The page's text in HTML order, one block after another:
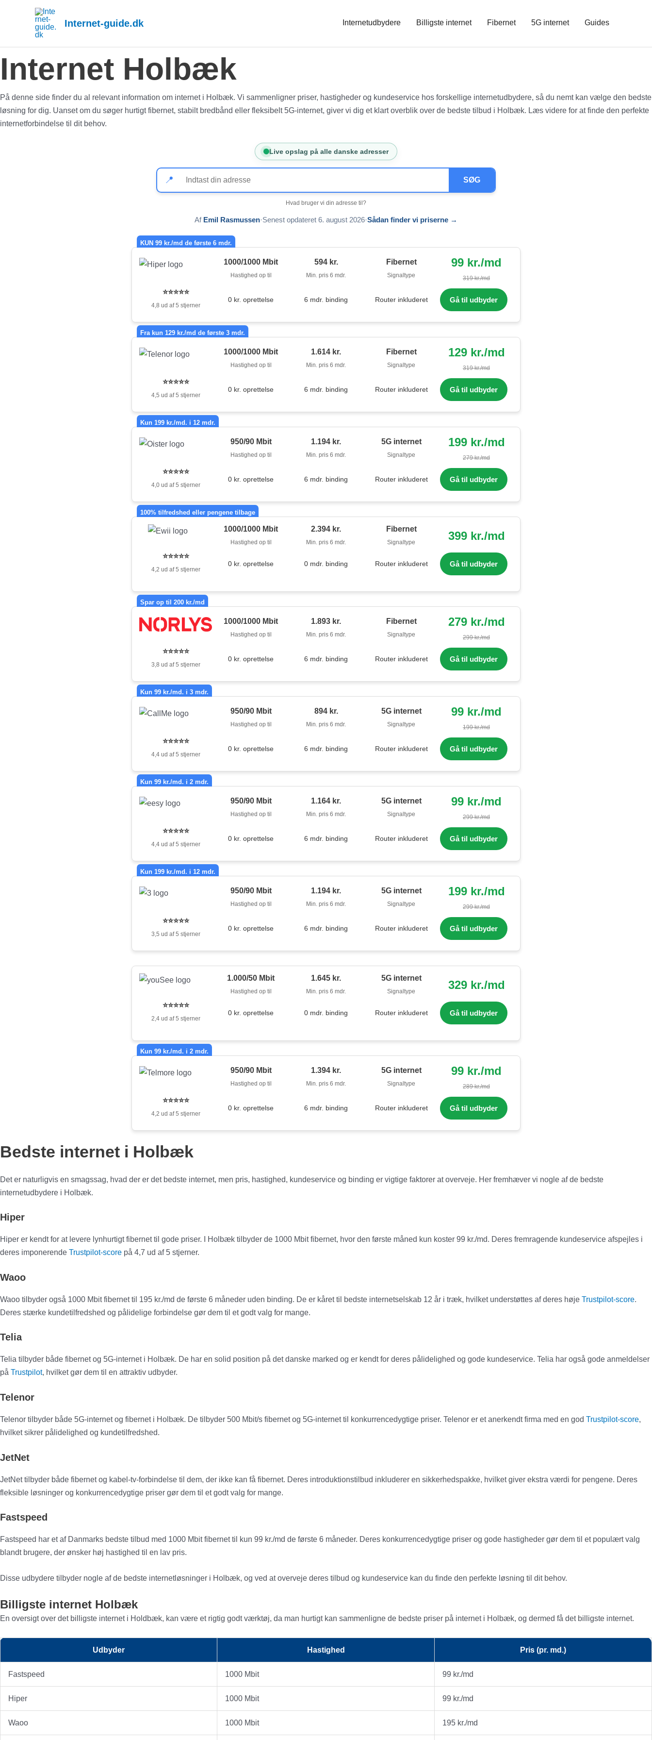
Internet-guide.dk Internetudbydere Billigste internet Fibernet 5G internet Guides
Internet Holbæk
På denne side finder du al relevant information om internet i Holbæk. Vi sammenligner priser, hastigheder og kundeservice hos forskellige internetudbydere, så du nemt kan vælge den bedste
løsning for dig. Uanset om du søger hurtigt fibernet, stabilt bredbånd eller fleksibelt 5G-internet, giver vi dig et klart overblik over de bedste tilbud i Holbæk. Læs videre for at finde den perfekte
internetforbindelse til dit behov.
Live opslag på alle danske adresser
📍 SØG
Hvad bruger vi din adresse til?
Af Emil Rasmussen·Senest opdateret 6. august 2026·Sådan finder vi priserne →
KUN 99 kr./md de første 6 mdr.
1000/1000 Mbit
Hastighed op til
594 kr.
Min. pris 6 mdr.
Fibernet
Signaltype
99 kr./md
319 kr./md
⭐⭐⭐⭐⭐
4,8 ud af 5 stjerner
0 kr. oprettelse 6 mdr. binding Router inkluderet Gå til udbyder
Fra kun 129 kr./md de første 3 mdr.
1000/1000 Mbit
Hastighed op til
1.614 kr.
Min. pris 6 mdr.
Fibernet
Signaltype
129 kr./md
319 kr./md
⭐⭐⭐⭐⭐
4,5 ud af 5 stjerner
0 kr. oprettelse 6 mdr. binding Router inkluderet Gå til udbyder
Kun 199 kr./md. i 12 mdr.
950/90 Mbit
Hastighed op til
1.194 kr.
Min. pris 6 mdr.
5G internet
Signaltype
199 kr./md
279 kr./md
⭐⭐⭐⭐⭐
4,0 ud af 5 stjerner
0 kr. oprettelse 6 mdr. binding Router inkluderet Gå til udbyder
100% tilfredshed eller pengene tilbage
1000/1000 Mbit
Hastighed op til
2.394 kr.
Min. pris 6 mdr.
Fibernet
Signaltype 399 kr./md
⭐⭐⭐⭐⭐
4,2 ud af 5 stjerner
0 kr. oprettelse 0 mdr. binding Router inkluderet Gå til udbyder
Spar op til 200 kr./md
1000/1000 Mbit
Hastighed op til
1.893 kr.
Min. pris 6 mdr.
Fibernet
Signaltype
279 kr./md
299 kr./md
⭐⭐⭐⭐⭐
3,8 ud af 5 stjerner
0 kr. oprettelse 6 mdr. binding Router inkluderet Gå til udbyder
Kun 99 kr./md. i 3 mdr.
950/90 Mbit
Hastighed op til
894 kr.
Min. pris 6 mdr.
5G internet
Signaltype
99 kr./md
199 kr./md
⭐⭐⭐⭐⭐
4,4 ud af 5 stjerner
0 kr. oprettelse 6 mdr. binding Router inkluderet Gå til udbyder
Kun 99 kr./md. i 2 mdr.
950/90 Mbit
Hastighed op til
1.164 kr.
Min. pris 6 mdr.
5G internet
Signaltype
99 kr./md
299 kr./md
⭐⭐⭐⭐⭐
4,4 ud af 5 stjerner
0 kr. oprettelse 6 mdr. binding Router inkluderet Gå til udbyder
Kun 199 kr./md. i 12 mdr.
950/90 Mbit
Hastighed op til
1.194 kr.
Min. pris 6 mdr.
5G internet
Signaltype
199 kr./md
299 kr./md
⭐⭐⭐⭐⭐
3,5 ud af 5 stjerner
0 kr. oprettelse 6 mdr. binding Router inkluderet Gå til udbyder
1.000/50 Mbit
Hastighed op til
1.645 kr.
Min. pris 6 mdr.
5G internet
Signaltype 329 kr./md
⭐⭐⭐⭐⭐
2,4 ud af 5 stjerner
0 kr. oprettelse 0 mdr. binding Router inkluderet Gå til udbyder
Kun 99 kr./md. i 2 mdr.
950/90 Mbit
Hastighed op til
1.394 kr.
Min. pris 6 mdr.
5G internet
Signaltype
99 kr./md
289 kr./md
⭐⭐⭐⭐⭐
4,2 ud af 5 stjerner
0 kr. oprettelse 6 mdr. binding Router inkluderet Gå til udbyder
Bedste internet i Holbæk
Det er naturligvis en smagssag, hvad der er det bedste internet, men pris, hastighed, kundeservice og binding er vigtige faktorer at overveje. Her fremhæver vi nogle af de bedste
internetudbydere i Holbæk.
Hiper
Hiper er kendt for at levere lynhurtigt fibernet til gode priser. I Holbæk tilbyder de 1000 Mbit fibernet, hvor den første måned kun koster 99 kr./md. Deres fremragende kundeservice afspejles i
deres imponerende Trustpilot-score på 4,7 ud af 5 stjerner.
Waoo
Waoo tilbyder også 1000 Mbit fibernet til 195 kr./md de første 6 måneder uden binding. De er kåret til bedste internetselskab 12 år i træk, hvilket understøttes af deres høje Trustpilot-score.
Deres stærke kundetilfredshed og pålidelige forbindelse gør dem til et godt valg for mange.
Telia
Telia tilbyder både fibernet og 5G-internet i Holbæk. De har en solid position på det danske marked og er kendt for deres pålidelighed og gode kundeservice. Telia har også gode anmeldelser
på Trustpilot, hvilket gør dem til en attraktiv udbyder.
Telenor
Telenor tilbyder både 5G-internet og fibernet i Holbæk. De tilbyder 500 Mbit/s fibernet og 5G-internet til konkurrencedygtige priser. Telenor er et anerkendt firma med en god Trustpilot-score,
hvilket sikrer pålidelighed og kundetilfredshed.
JetNet
JetNet tilbyder både fibernet og kabel-tv-forbindelse til dem, der ikke kan få fibernet. Deres introduktionstilbud inkluderer en sikkerhedspakke, hvilket giver ekstra værdi for pengene. Deres
fleksible løsninger og konkurrencedygtige priser gør dem til et godt valg for mange.
Fastspeed
Fastspeed har et af Danmarks bedste tilbud med 1000 Mbit fibernet til kun 99 kr./md de første 6 måneder. Deres konkurrencedygtige priser og gode hastigheder gør dem til et populært valg
blandt brugere, der ønsker høj hastighed til en lav pris.
Disse udbydere tilbyder nogle af de bedste internetløsninger i Holbæk, og ved at overveje deres tilbud og kundeservice kan du finde den perfekte løsning til dit behov.
Billigste internet Holbæk
En oversigt over det billigste internet i Holdbæk, kan være et rigtig godt værktøj, da man hurtigt kan sammenligne de bedste priser på internet i Holbæk, og dermed få det billigste internet.
Udbyder Hastighed Pris (pr. md.)
Fastspeed 1000 Mbit 99 kr./md
Hiper 1000 Mbit 99 kr./md
Waoo 1000 Mbit 195 kr./md